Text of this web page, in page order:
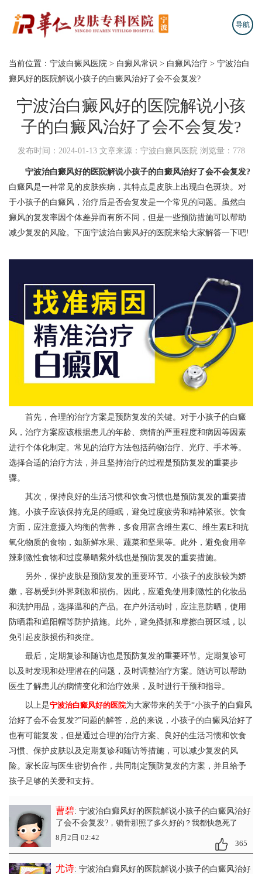
导航
当前位置： 宁波白癜风医院 > 白癜风常识 > 白癜风治疗 > 宁波治白
癜风好的医院解说小孩子的白癜风治好了会不会复发?
宁波治白癜风好的医院解说小孩
子的白癜风治好了会不会复发?
发布时间：2024-01-13 文章来源：宁波白癜风医院 浏览量：778
宁波治白癜风好的医院解说小孩子的白癜风治好了会不会复发?
白癜风是一种常见的皮肤疾病，其特点是皮肤上出现白色斑块。对
于小孩子的白癜风，治疗后是否会复发是一个常见的问题。虽然白
癜风的复发率因个体差异而有所不同，但是一些预防措施可以帮助
减少复发的风险。下面宁波治白癜风好的医院来给大家解答一下吧!
首先，合理的治疗方案是预防复发的关键。对于小孩子的白癜
风，治疗方案应该根据患儿的年龄、病情的严重程度和病因等因素
进行个体化制定。常见的治疗方法包括药物治疗、光疗、手术等。
选择合适的治疗方法，并且坚持治疗的过程是预防复发的重要步
骤。
其次，保持良好的生活习惯和饮食习惯也是预防复发的重要措
施。小孩子应该保持充足的睡眠，避免过度疲劳和精神紧张。饮食
方面，应注意摄入均衡的营养，多食用富含维生素C、维生素E和抗
氧化物质的食物，如新鲜水果、蔬菜和坚果等。此外，避免食用辛
辣刺激性食物和过度暴晒紫外线也是预防复发的重要措施。
另外，保护皮肤是预防复发的重要环节。小孩子的皮肤较为娇
嫩，容易受到外界刺激和损伤。因此，应避免使用刺激性的化妆品
和洗护用品，选择温和的产品。在户外活动时，应注意防晒，使用
防晒霜和遮阳帽等防护措施。此外，避免搔抓和摩擦白斑区域，以
免引起皮肤损伤和炎症。
最后，定期复诊和随访也是预防复发的重要环节。定期复诊可
以及时发现和处理潜在的问题，及时调整治疗方案。随访可以帮助
医生了解患儿的病情变化和治疗效果，及时进行干预和指导。
以上是宁波治白癜风好的医院为大家带来的关于“小孩子的白癜风
治好了会不会复发?”问题的解答，总的来说，小孩子的白癜风治好了
也有可能复发，但是通过合理的治疗方案、良好的生活习惯和饮食
习惯、保护皮肤以及定期复诊和随访等措施，可以减少复发的风
险。家长应与医生密切合作，共同制定预防复发的方案，并且给予
孩子足够的关爱和支持。
曹碧: 宁波治白癜风好的医院解说小孩子的白癜风治好
了会不会复发?，锁骨那照了多久好的？我都快急死了
8月2日 02:42
365
尤诗: 宁波治白癜风好的医院解说小孩子的白癜风治好